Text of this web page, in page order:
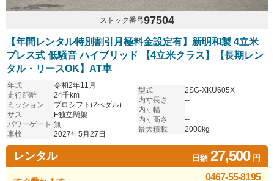
ストック番号97504
【年間レンタル特別割引月極料金設定有】新明和製 4立米
プレス式 低騒音 ハイブリッド 【4立米クラス】【長期レン
タル・リースOK】AT車
年式
令和2年11月
走行距離
24千km
ミッション
プロシフト(2ペダル)
サス
F独立懸架
パワーゲート 無
車検
2027年5月27日
型式
2SG-XKU605X
内寸長さ
--
内寸幅
--
内寸高さ
--
最大積載
2000kg
レンタル 日額27,500円
0467-55-8195